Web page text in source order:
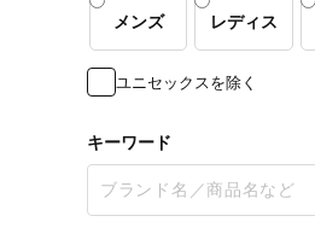
メンズ レディス
ユニセックスを除く
キーワード